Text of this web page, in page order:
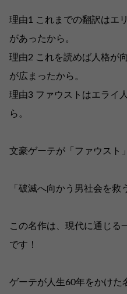
理由1 これまでの翻訳はエ
があったから。
理由2 これを読めば人格が
が広まったから。
理由3 ファウストはエライ
ら。
文豪ゲーテが「ファウスト
「破滅へ向かう男社会を救
この名作は、現代に通じる
です！
ゲーテが人生60年をかけた